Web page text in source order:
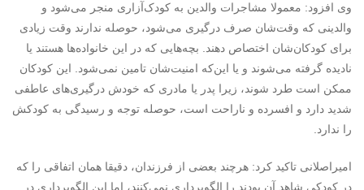
وی افزود: معمولا مشاجرات والدین به کودک‌آزاری منجر می‌شود و
والدینی که وقت‌شان صرف درگیری می‌شود، حوصله ندارند وقت زیادی
برای کودکان‌شان اختصاص دهند. بچه‌هایی که در این خانواده‌ها هستند یا
نادیده گرفته می‌شوند و یا این‌که امنیت‌شان تامین نمی‌شود. این کودکان
ممکن است طرد شوند، زیرا پدر یا مادری که خودش درگیری‌های عاطفی
شدید دارد و افسرده و ناراحت است، حوصله توجه و رسیدگی به کودکش
را ندارد.
امیراصلانی تاکید کرد: هرچند بعضی از فرزندان، دقیقا همان اتفاقی را که
در کودکی شاهد آن بودند را الگوبرداری نمی‌کنند، اما این الگوبرداری در